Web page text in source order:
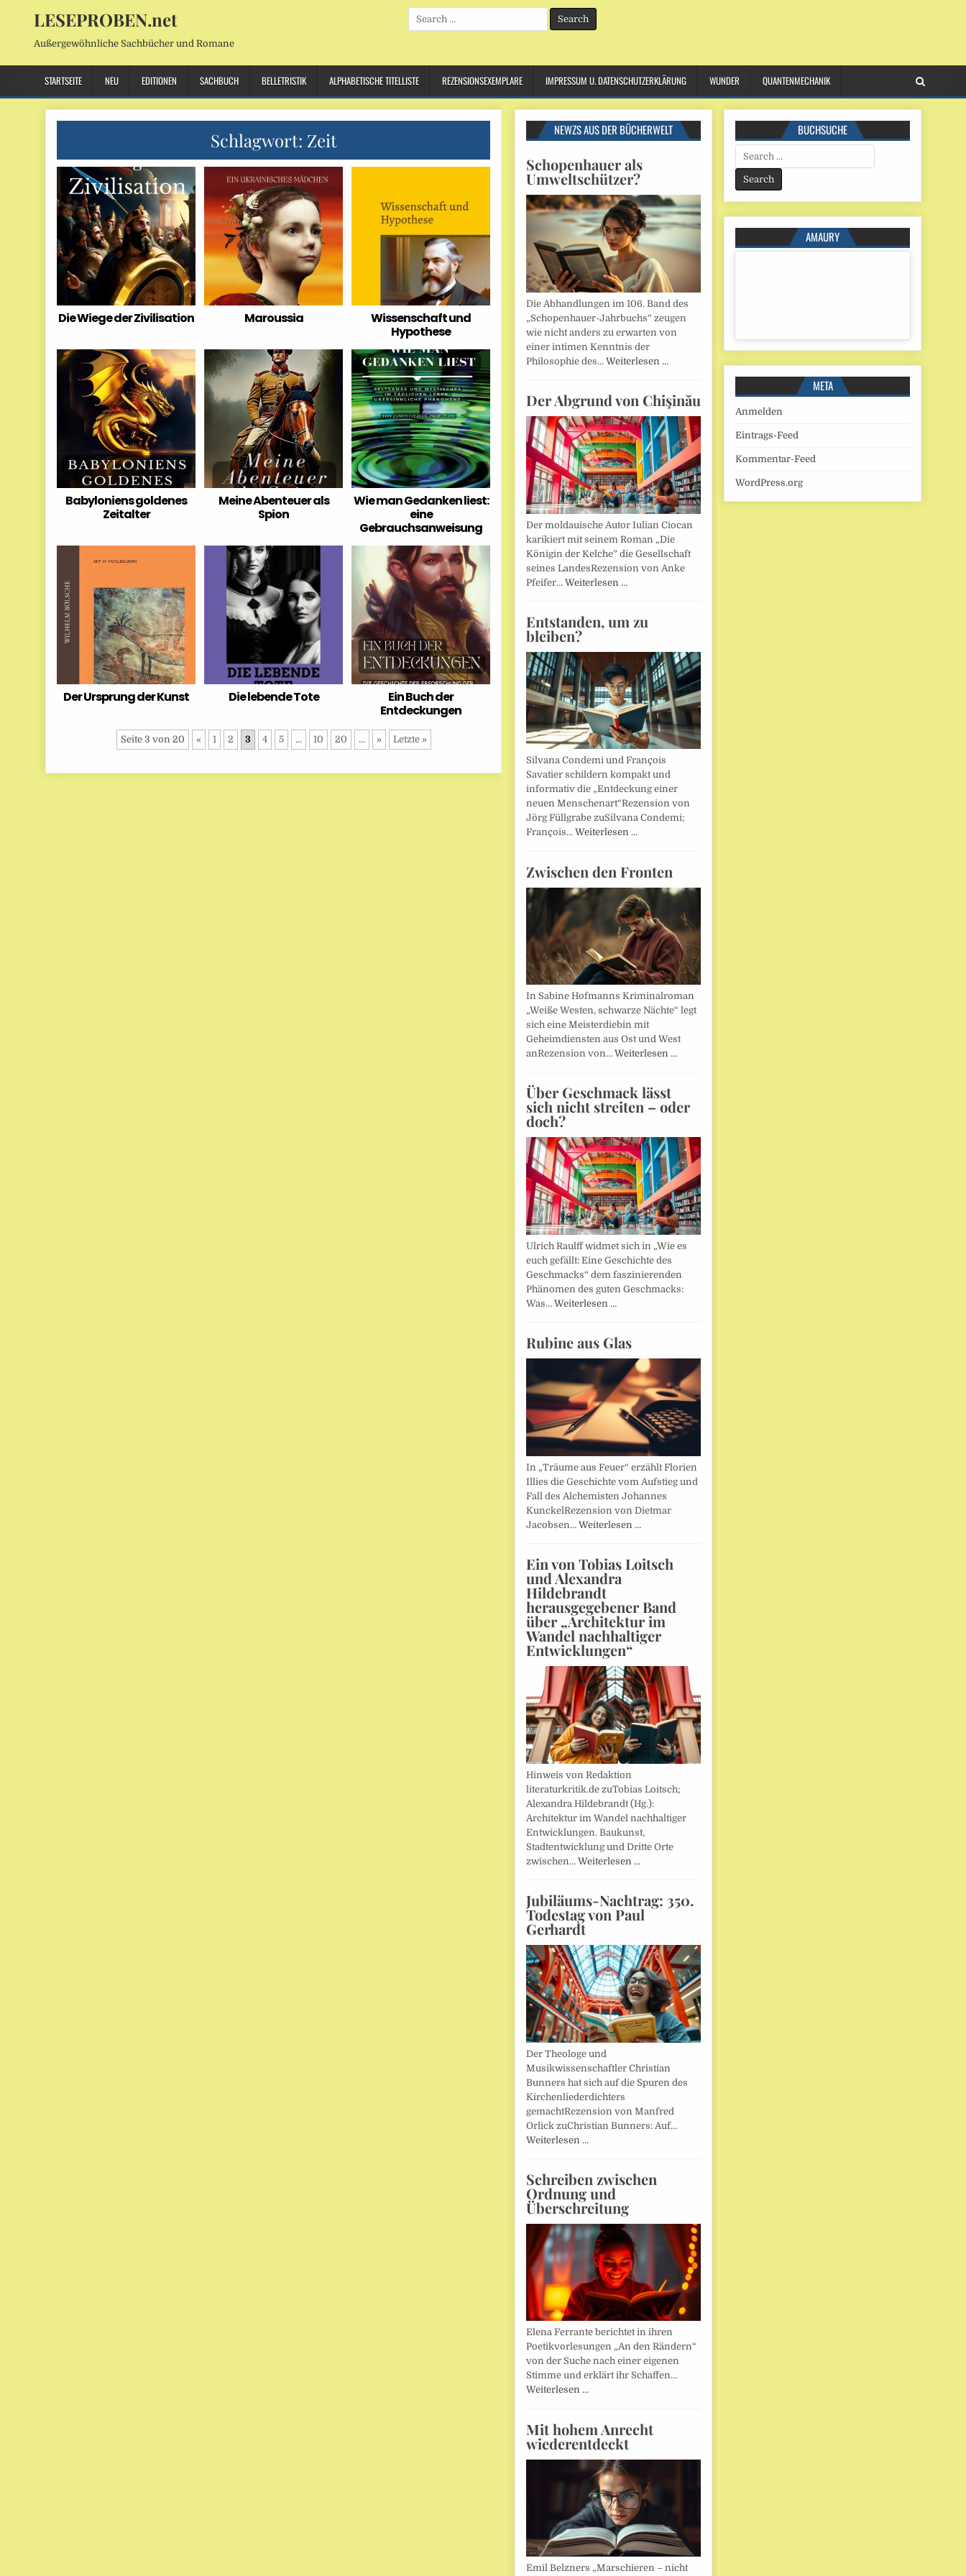
LESEPROBEN.net
Außergewöhnliche Sachbücher und Romane
Search
for:
STARTSEITE NEU EDITIONEN SACHBUCH BELLETRISTIK ALPHABETISCHE TITELLISTE REZENSIONSEXEMPLARE IMPRESSUM U. DATENSCHUTZERKLÄRUNG WUNDER QUANTENMECHANIK
Schlagwort: Zeit
Die Wiege der Zivilisation Maroussia
Wissenschaft und
Hypothese
Babyloniens goldenes
Zeitalter
Meine Abenteuer als
Spion
Wie man Gedanken liest:
eine
Gebrauchsanweisung
Der Ursprung der Kunst Die lebende Tote
Ein Buch der
Entdeckungen
Seite 3 von 20 « 1 2 3 4 5 ... 10 20 ... » Letzte »
NEWZS AUS DER BÜCHERWELT
Schopenhauer als
Umweltschützer?
Die Abhandlungen im 106. Band des
„Schopenhauer-Jahrbuchs“ zeugen
wie nicht anders zu erwarten von
einer intimen Kenntnis der
Philosophie des… Weiterlesen …
Der Abgrund von Chişinău
Der moldauische Autor Iulian Ciocan
karikiert mit seinem Roman „Die
Königin der Kelche” die Gesellschaft
seines LandesRezension von Anke
Pfeifer… Weiterlesen …
Entstanden, um zu
bleiben?
Silvana Condemi und François
Savatier schildern kompakt und
informativ die „Entdeckung einer
neuen Menschenart“Rezension von
Jörg Füllgrabe zuSilvana Condemi;
François… Weiterlesen …
Zwischen den Fronten
In Sabine Hofmanns Kriminalroman
„Weiße Westen, schwarze Nächte“ legt
sich eine Meisterdiebin mit
Geheimdiensten aus Ost und West
anRezension von… Weiterlesen …
Über Geschmack lässt
sich nicht streiten – oder
doch?
Ulrich Raulff widmet sich in „Wie es
euch gefällt: Eine Geschichte des
Geschmacks“ dem faszinierenden
Phänomen des guten Geschmacks:
Was… Weiterlesen …
Rubine aus Glas
In „Träume aus Feuer“ erzählt Florien
Illies die Geschichte vom Aufstieg und
Fall des Alchemisten Johannes
KunckelRezension von Dietmar
Jacobsen… Weiterlesen …
Ein von Tobias Loitsch
und Alexandra
Hildebrandt
herausgegebener Band
über „Architektur im
Wandel nachhaltiger
Entwicklungen“
Hinweis von Redaktion
literaturkritik.de zuTobias Loitsch;
Alexandra Hildebrandt (Hg.):
Architektur im Wandel nachhaltiger
Entwicklungen. Baukunst,
Stadtentwicklung und Dritte Orte
zwischen… Weiterlesen …
Jubiläums-Nachtrag: 350.
Todestag von Paul
Gerhardt
Der Theologe und
Musikwissenschaftler Christian
Bunners hat sich auf die Spuren des
Kirchenliederdichters
gemachtRezension von Manfred
Orlick zuChristian Bunners: Auf…
Weiterlesen …
Schreiben zwischen
Ordnung und
Überschreitung
Elena Ferrante berichtet in ihren
Poetikvorlesungen „An den Rändern“
von der Suche nach einer eigenen
Stimme und erklärt ihr Schaffen…
Weiterlesen …
Mit hohem Anrecht
wiederentdeckt
Emil Belzners „Marschieren – nicht
BUCHSUCHE
Search
for:
AMAURY
META
Anmelden
Eintrags-Feed
Kommentar-Feed
WordPress.org